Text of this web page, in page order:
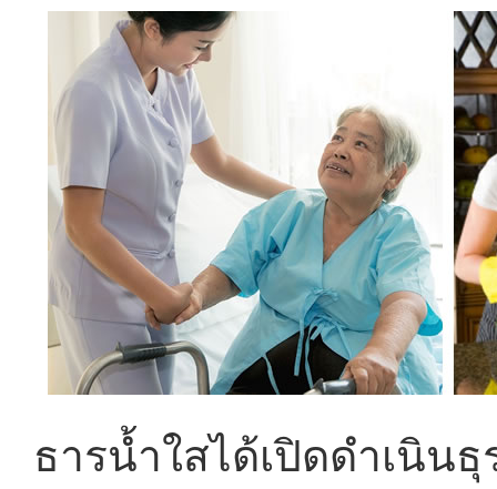
ธารน้ำใสได้เปิดดำเนิน